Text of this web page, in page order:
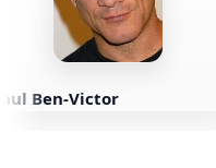
Ben-Victor